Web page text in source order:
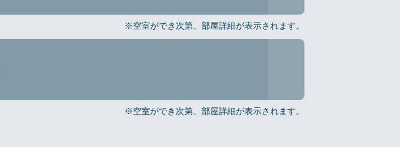
※空室ができ次第、部屋詳細が表示されます。
※空室ができ次第、部屋詳細が表示されます。